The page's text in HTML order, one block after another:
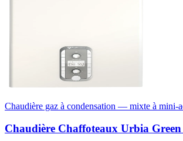
Chaudière gaz à condensation — mixte à mini-
Chaudière Chaffoteaux Urbia